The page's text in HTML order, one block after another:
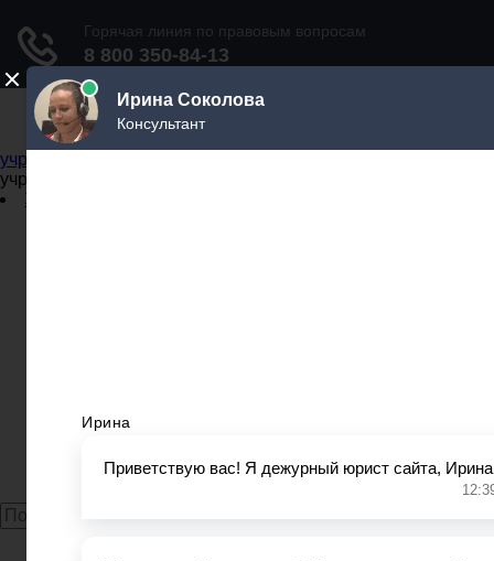
Не официальный справочник государственных
учреждений
учреждений
Задать вопрос юристу
Судебные приставы
Задать вопрос юристу